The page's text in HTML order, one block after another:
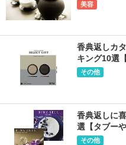
美容
香典返しカ
キング10選
その他
香典返しに
選【タブー
その他